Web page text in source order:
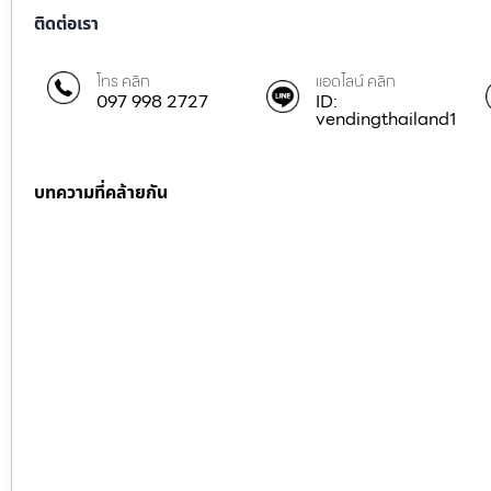
ติดต่อเรา
โทร คลิก
097 998 2727
แอดไลน์ คลิก
ID:
vendingthailand1
บทความที่คล้ายกัน